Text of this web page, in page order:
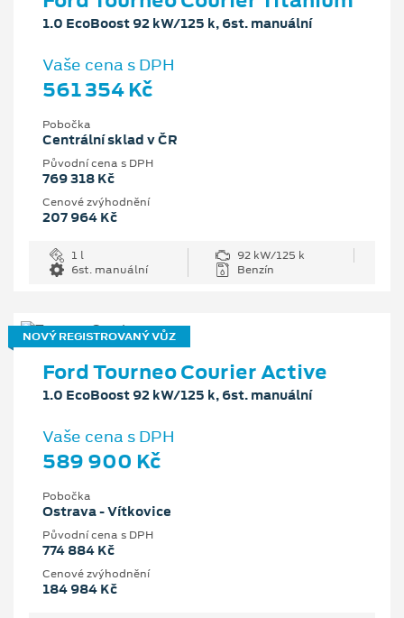
1.0 EcoBoost 92 kW/125 k, 6st. manuální
Vaše cena s DPH
561 354 Kč
Pobočka
Centrální sklad v ČR
Původní cena s DPH
769 318 Kč
Cenové zvýhodnění
207 964 Kč
1 l
92 kW/125 k
6st. manuální
Benzín
NOVÝ REGISTROVANÝ VŮZ
Ford Tourneo Courier Active
1.0 EcoBoost 92 kW/125 k, 6st. manuální
Vaše cena s DPH
589 900 Kč
Pobočka
Ostrava - Vítkovice
Původní cena s DPH
774 884 Kč
Cenové zvýhodnění
184 984 Kč